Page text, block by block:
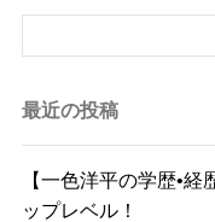
最近の投稿
【一色洋平の学歴•
ップレベル！